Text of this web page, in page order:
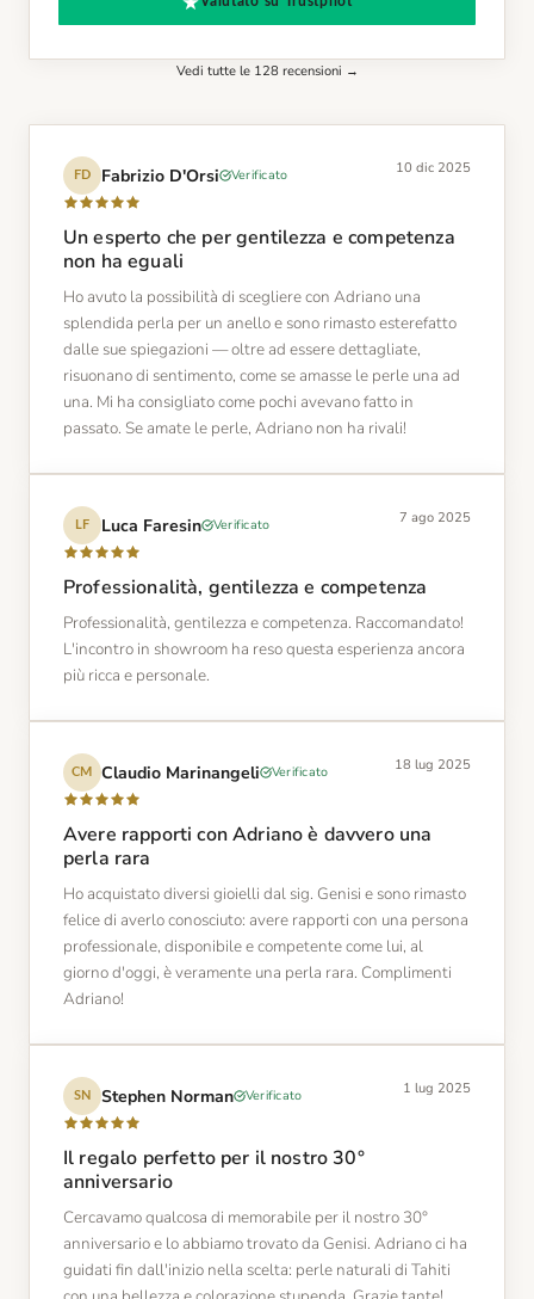
Vedi tutte le 128 recensioni →
FD Fabrizio D'Orsi Verificato 10 dic 2025
Un esperto che per gentilezza e competenza
non ha eguali
Ho avuto la possibilità di scegliere con Adriano una
splendida perla per un anello e sono rimasto esterefatto
dalle sue spiegazioni — oltre ad essere dettagliate,
risuonano di sentimento, come se amasse le perle una ad
una. Mi ha consigliato come pochi avevano fatto in
passato. Se amate le perle, Adriano non ha rivali!
LF Luca Faresin Verificato 7 ago 2025
Professionalità, gentilezza e competenza
Professionalità, gentilezza e competenza. Raccomandato!
L'incontro in showroom ha reso questa esperienza ancora
più ricca e personale.
CM Claudio Marinangeli Verificato 18 lug 2025
Avere rapporti con Adriano è davvero una
perla rara
Ho acquistato diversi gioielli dal sig. Genisi e sono rimasto
felice di averlo conosciuto: avere rapporti con una persona
professionale, disponibile e competente come lui, al
giorno d'oggi, è veramente una perla rara. Complimenti
Adriano!
SN Stephen Norman Verificato 1 lug 2025
Il regalo perfetto per il nostro 30°
anniversario
Cercavamo qualcosa di memorabile per il nostro 30°
anniversario e lo abbiamo trovato da Genisi. Adriano ci ha
guidati fin dall'inizio nella scelta: perle naturali di Tahiti